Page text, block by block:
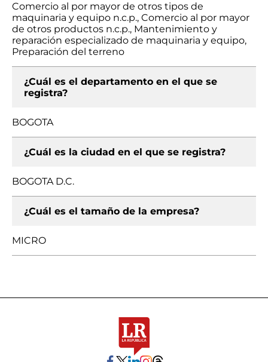
Comercio al por mayor de otros tipos de
maquinaria y equipo n.c.p., Comercio al por mayor
de otros productos n.c.p., Mantenimiento y
reparación especializado de maquinaria y equipo,
Preparación del terreno
¿Cuál es el departamento en el que se
registra?
BOGOTA
¿Cuál es la ciudad en el que se registra?
BOGOTA D.C.
¿Cuál es el tamaño de la empresa?
MICRO